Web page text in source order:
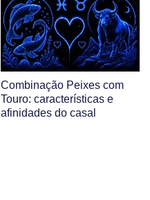
Combinação Peixes com
Touro: características e
afinidades do casal